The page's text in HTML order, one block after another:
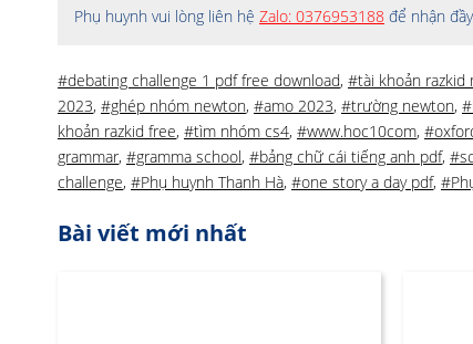
Phụ huynh vui lòng liên hệ Zalo: 0376953188 để nhận
#debating challenge 1 pdf free download, #tài khoản razkid
2023, #ghép nhóm newton, #amo 2023, #trường newton,
khoản razkid free, #tìm nhóm cs4, #www.hoc10com,
grammar, #gramma school, #bảng chữ cái tiếng anh pdf,
challenge, #Phụ huynh Thanh Hà, #one story a day pdf,
Bài viết mới nhất